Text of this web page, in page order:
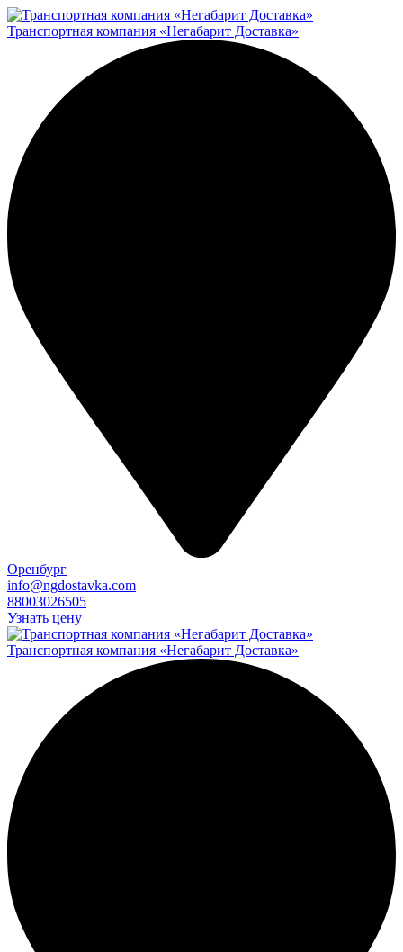
Транспортная компания «Негабарит Доставка»
Оренбург
info@ngdostavka.com
88003026505
Узнать цену
Транспортная компания «Негабарит Доставка»